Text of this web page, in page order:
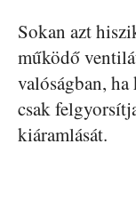
Sokan azt
működő
valóságban,
csak
kiáramlását.